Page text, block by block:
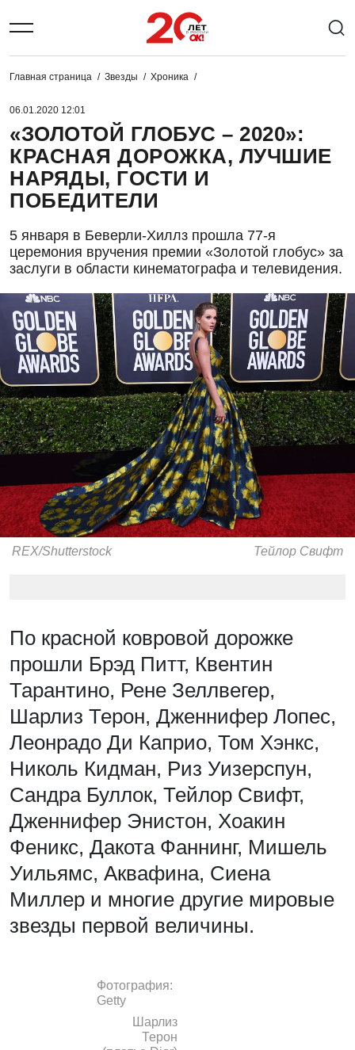
Главная страница Звезды Хроника
06.01.2020 12:01
«ЗОЛОТОЙ ГЛОБУС – 2020»:
КРАСНАЯ ДОРОЖКА, ЛУЧШИЕ
НАРЯДЫ, ГОСТИ И
ПОБЕДИТЕЛИ
5 января в Беверли-Хиллз прошла 77-я
церемония вручения премии «Золотой глобус» за
заслуги в области кинематографа и телевидения.
REX/Shutterstock Тейлор Свифт
По красной ковровой дорожке
прошли Брэд Питт, Квентин
Тарантино, Рене Зеллвегер,
Шарлиз Терон, Дженнифер Лопес,
Леонрадо Ди Каприо, Том Хэнкс,
Николь Кидман, Риз Уизерспун,
Сандра Буллок, Тейлор Свифт,
Дженнифер Энистон, Хоакин
Феникс, Дакота Фаннинг, Мишель
Уильямс, Аквафина, Сиена
Миллер и многие другие мировые
звезды первой величины.
Фотография:
Getty
Шарлиз
Терон